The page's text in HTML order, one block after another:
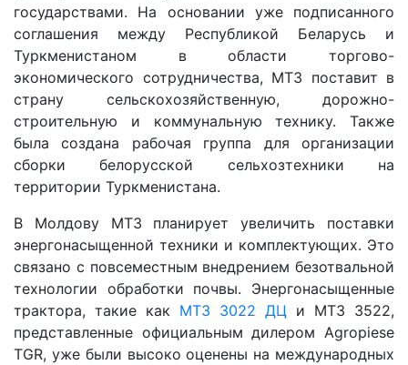
государствами. На основании уже подписанного
соглашения между Республикой Беларусь и
Туркменистаном в области торгово-
экономического сотрудничества, МТЗ поставит в
страну сельскохозяйственную, дорожно-
строительную и коммунальную технику. Также
была создана рабочая группа для организации
сборки белорусской сельхозтехники на
территории Туркменистана.
В Молдову МТЗ планирует увеличить поставки
энергонасыщенной техники и комплектующих. Это
связано с повсеместным внедрением безотвальной
технологии обработки почвы. Энергонасыщенные
трактора, такие как МТЗ 3022 ДЦ и МТЗ 3522,
представленные официальным дилером Agropiese
TGR, уже были высоко оценены на международных